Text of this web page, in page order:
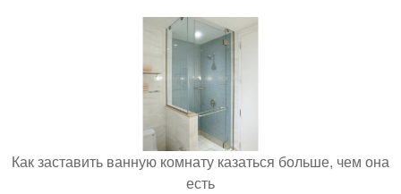
Как заставить ванную комнату казаться больше, чем она
есть